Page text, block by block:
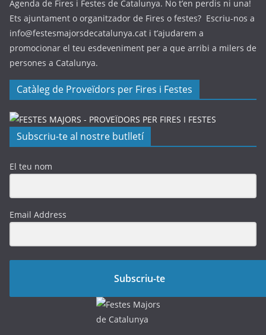
Agenda de Fires i Festes de Catalunya. No t’en perdis ni una!
Ets ajuntament o organitzador de Fires o festes? Escriu-nos a
info@festesmajorsdecatalunya.cat i t’ajudarem a
promocionar el teu esdeveniment per a que arribi a milers de
persones a Catalunya.
Catàleg de Proveïdors per Fires i Festes
Subscriu-te al nostre butlletí
El teu nom
Email Address
Subscriu-te